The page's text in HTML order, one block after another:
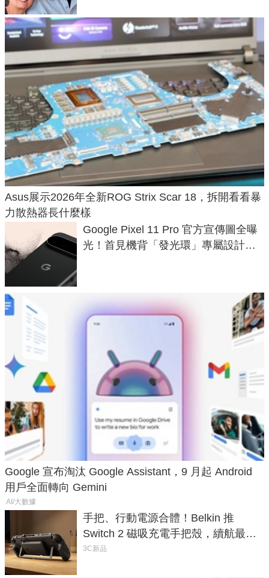
Asus展示2026年全新ROG Strix Scar 18，拆開看看暴
力散熱器長什麼樣
Google Pixel 11 Pro 官方宣傳圖全曝
光！首見機背「發光環」專屬設計、
Google 宣布淘汰 Google Assistant，9 月起 Android
用戶全面轉向 Gemini
AI/大數據
手把、行動電源合體！Belkin 推
Switch 2 磁吸充電手把殼，續航最高
延長 1.5 倍
3C新品